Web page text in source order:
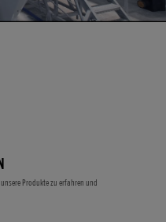
Produkte zu erfahren und